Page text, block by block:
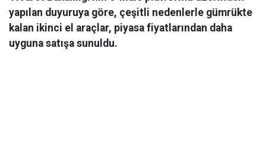
yapılan duyuruya göre, çeşitli nedenlerle gümrükte
kalan ikinci el araçlar, piyasa fiyatlarından daha
uyguna satışa sunuldu.